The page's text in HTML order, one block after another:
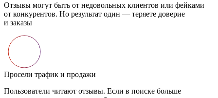
Отзывы могут быть от недовольных клиентов или фейками
от конкурентов. Но результат один — теряете доверие
и заказы
Просели трафик и продажи
Пользователи читают отзывы. Если в поиске больше